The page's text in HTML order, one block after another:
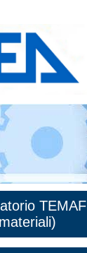
TEMAF